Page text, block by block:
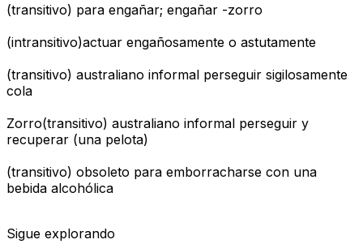
(transitivo) para engañar; engañar -zorro
(intransitivo)actuar engañosamente o astutamente
(transitivo) australiano informal perseguir sigilosamente
cola
Zorro(transitivo) australiano informal perseguir y
recuperar (una pelota)
(transitivo) obsoleto para emborracharse con una
bebida alcohólica
Sigue explorando